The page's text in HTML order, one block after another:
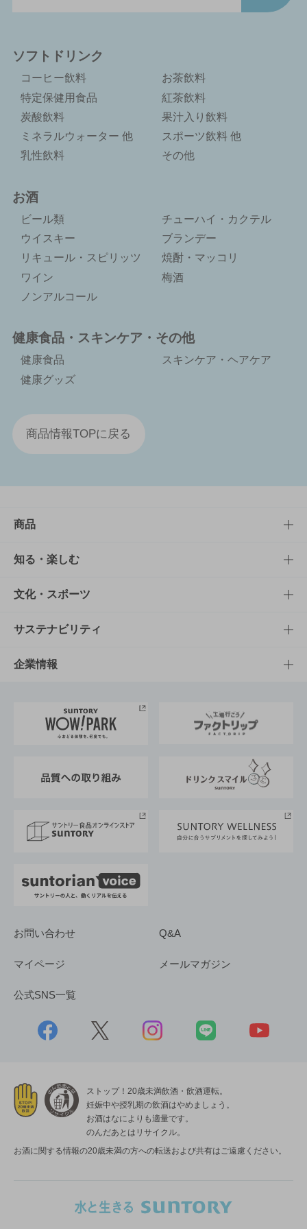
ソフトドリンク
コーヒー飲料
お茶飲料
特定保健用食品
紅茶飲料
炭酸飲料
果汁入り飲料
ミネラルウォーター 他
スポーツ飲料 他
乳性飲料
その他
お酒
ビール類
チューハイ・カクテル
ウイスキー
ブランデー
リキュール・スピリッツ
焼酎・マッコリ
ワイン
梅酒
ノンアルコール
健康食品・スキンケア・その他
健康食品
スキンケア・ヘアケア
健康グッズ
商品情報TOPに戻る
商品
商品TOP
商品一覧
商品発売情報
栄養成分一覧
知る・楽しむ
知る・楽しむTOP
キャンペーン
工場見学
地域情報
文化・スポーツ
文化・スポーツTOP
サントリーホール
サントリーサンバーズ大阪
サステナビリティ
サステナビリティTOP
サントリーが考えるサステナビリティ経営
企業情報
企業概要
採用情報
お問い合わせ Q&A
マイページ メールマガジン
公式SNS一覧
ストップ！20歳未満飲酒・飲酒運転。
妊娠中や授乳期の飲酒はやめましょう。
お酒はなによりも適量です。
のんだあとはリサイクル。
お酒に関する情報の20歳未満の方への転送および共有はご遠慮ください。